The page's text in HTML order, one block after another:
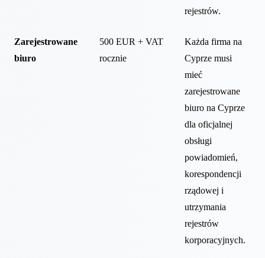
rejestrów.
Zarejestrowane
biuro
500 EUR + VAT
rocznie
Każda firma na
Cyprze musi
mieć
zarejestrowane
biuro na Cyprze
dla oficjalnej
obsługi
powiadomień,
korespondencji
rządowej i
utrzymania
rejestrów
korporacyjnych.